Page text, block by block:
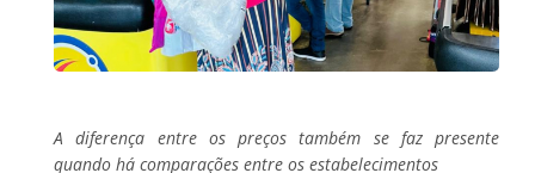
A diferença entre os preços também se faz presente
quando há comparações entre os estabelecimentos